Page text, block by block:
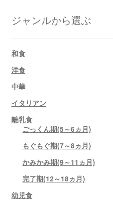
ジャンルから選ぶ
和食
洋食
中華
イタリアン
離乳食
ごっくん期(5～6ヵ月)
もぐもぐ期(7～8ヵ月)
かみかみ期(9～11ヵ月)
完了期(12～18ヵ月)
幼児食